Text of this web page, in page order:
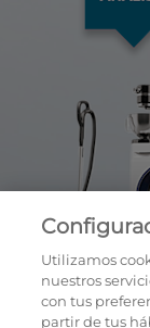
Utilizamos
nuestros
con tus
partir de tus